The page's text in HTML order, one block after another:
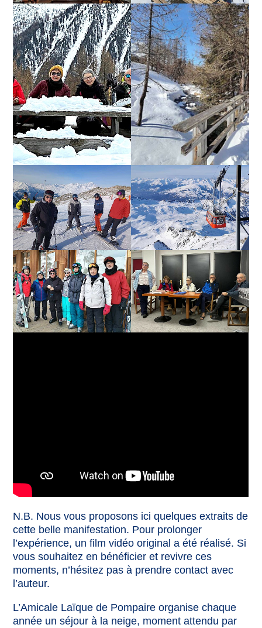
N.B. Nous vous proposons ici quelques extraits de
cette belle manifestation. Pour prolonger
l’expérience, un film vidéo original a été réalisé. Si
vous souhaitez en bénéficier et revivre ces
moments, n’hésitez pas à prendre contact avec
l’auteur.
L’Amicale Laïque de Pompaire organise chaque
année un séjour à la neige, moment attendu par